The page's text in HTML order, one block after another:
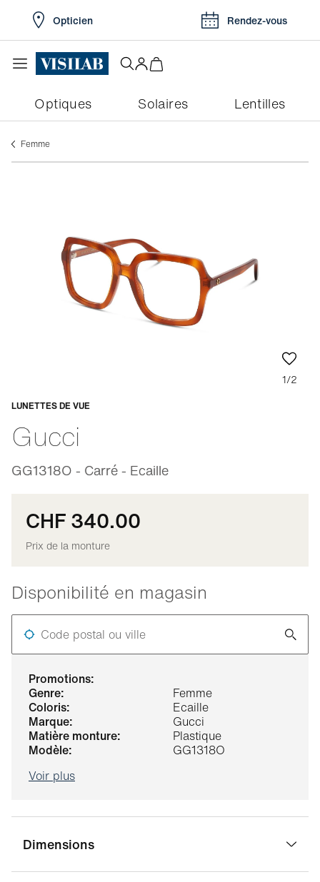
Opticien Rendez-vous
Optiques Solaires Lentilles
Femme
promotions:
genre:
Femme
coloris:
Ecaille
marque:
Gucci
matière monture:
Plastique
modèle:
GG1318O
Voir plus
Dimensions
1/2
LUNETTES DE VUE
Gucci
GG1318O - Carré - Ecaille
Adaptable
CHF 340.00
Prix de la monture
Disponibilité en magasin
Code postal ou ville